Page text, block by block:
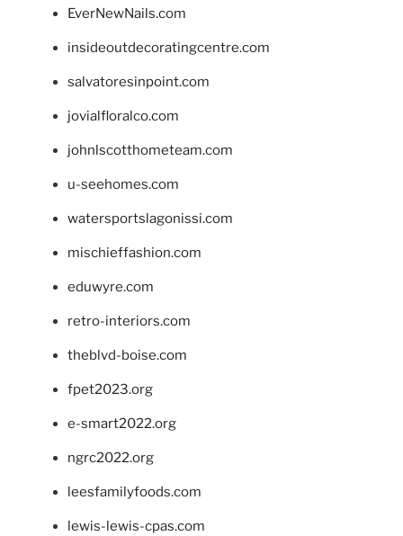
EverNewNails.com
insideoutdecoratingcentre.com
salvatoresinpoint.com
jovialfloralco.com
johnlscotthometeam.com
u-seehomes.com
watersportslagonissi.com
mischieffashion.com
eduwyre.com
retro-interiors.com
theblvd-boise.com
fpet2023.org
e-smart2022.org
ngrc2022.org
leesfamilyfoods.com
lewis-lewis-cpas.com